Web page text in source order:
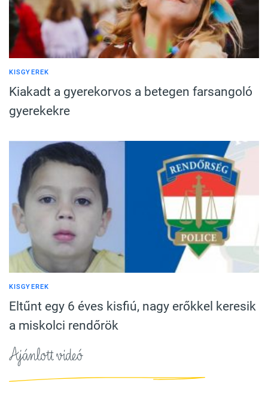
KISGYEREK
Kiakadt a gyerekorvos a betegen farsangoló
gyerekekre
KISGYEREK
Eltűnt egy 6 éves kisfiú, nagy erőkkel keresik
a miskolci rendőrök
Ajánlott videó